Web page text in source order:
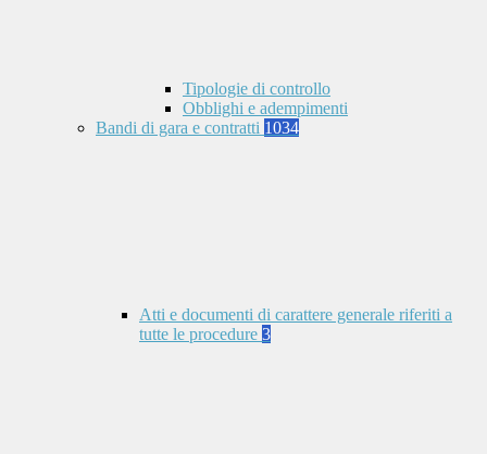
Tipologie di controllo
Obblighi e adempimenti
Bandi di gara e contratti 1034
Atti e documenti di carattere generale riferiti a
tutte le procedure 3